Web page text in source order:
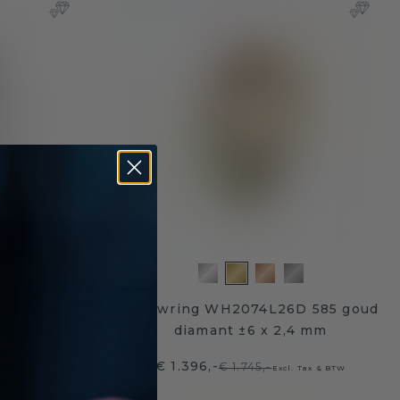
Trouwring WH2074L26D 585 goud
diamant ±6 x 2,4 mm
€ 1.396,-€ 1.745,-Excl. Tax & BTW